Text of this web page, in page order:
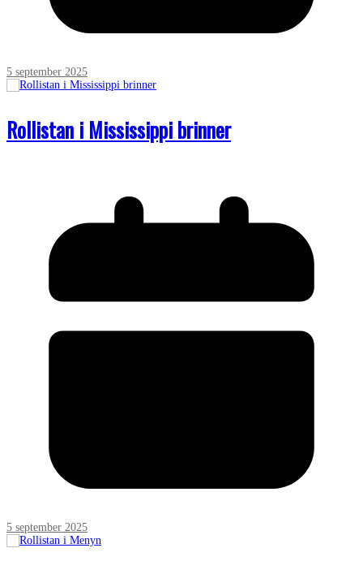
5 september 2025
Rollistan i Mississippi brinner
5 september 2025